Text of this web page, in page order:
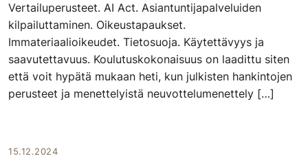
Vertailuperusteet. AI Act. Asiantuntijapalveluiden
kilpailuttaminen. Oikeustapaukset.
Immateriaalioikeudet. Tietosuoja. Käytettävyys ja
saavutettavuus. Koulutuskokonaisuus on laadittu siten
että voit hypätä mukaan heti, kun julkisten hankintojen
perusteet ja menettelyistä neuvottelumenettely […]
15.12.2024